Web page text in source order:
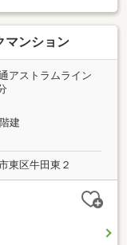
に家電費用も住宅
ない方でもまずは
一本化して月々
式会社◆◇・住宅
た方、お気軽にご
します。事前に
物件情報もまと
件をお聞かせく
ンション
アストラムライン
建
東区牛田東２